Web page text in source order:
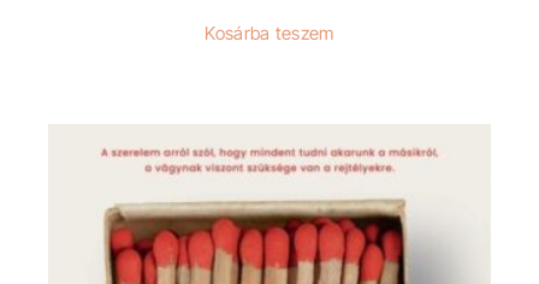
Kosárba teszem